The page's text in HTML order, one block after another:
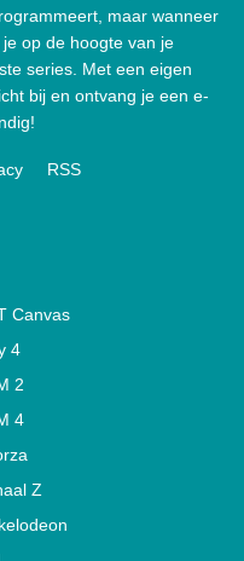
maar wanneer
op de hoogte van je
series. Met een eigen
bij en ontvang je een e-
RSS
Canvas
4
2
4
Z